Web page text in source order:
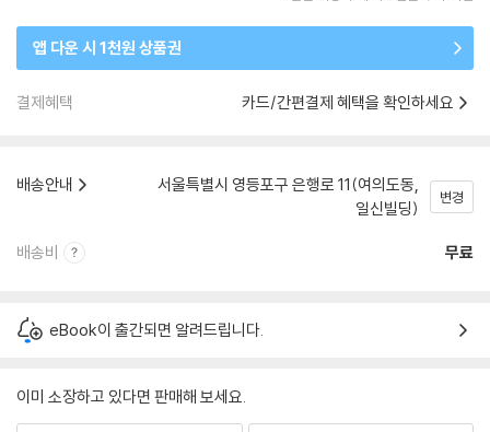
앱 다운 시 1천원 상품권
결제혜택 카드/간편결제 혜택을 확인하세요
배송안내
서울특별시 영등포구 은행로 11(여의도동,
일신빌딩)
변경
배송비 무료
eBook이 출간되면 알려드립니다.
이미 소장하고 있다면 판매해 보세요.